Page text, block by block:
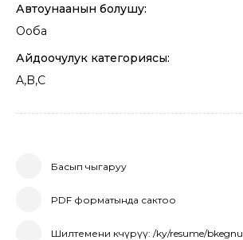
Автоунаанын болушу:
Ооба
Айдоочулук категориясы:
A,B,C
Басып чыгаруу
PDF форматында сактоо
Шилтемени көчүрүү: /ky/resume/bkegnu